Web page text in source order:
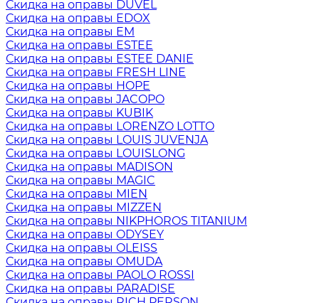
Скидка на оправы DUVEL
Скидка на оправы EDOX
Скидка на оправы EM
Скидка на оправы ESTEE
Скидка на оправы ESTEE DANIE
Скидка на оправы FRESH LINE
Скидка на оправы HOPE
Скидка на оправы JACOPO
Скидка на оправы KUBIK
Скидка на оправы LORENZO LOTTO
Скидка на оправы LOUIS JUVENJA
Скидка на оправы LOUISLONG
Скидка на оправы MADISON
Скидка на оправы MAGIC
Скидка на оправы MIEN
Скидка на оправы MIZZEN
Скидка на оправы NIKPHOROS TITANIUM
Скидка на оправы ODYSEY
Скидка на оправы OLEISS
Скидка на оправы OMUDA
Скидка на оправы PAOLO ROSSI
Скидка на оправы PARADISE